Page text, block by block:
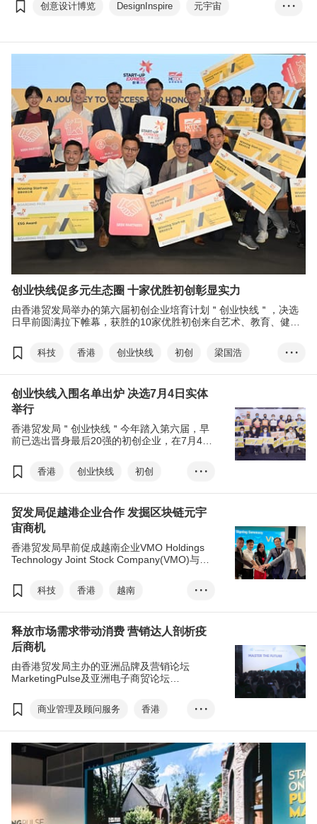
创意设计博览 DesignInspire
元宇宙
• • •
创业快线促多元生态圈 十家优胜初创彰显实力
由香港贸发局举办的第六届初创企业培育计划＂创业快线＂，决选
日早前圆满拉下帷幕，获胜的10家优胜初创来自艺术、教育、健
科技 香港 创业快线 初创
梁国浩
入围名单
最喜爱初创大奖
金融科技
健康科技
元宇宙 Web3
智慧城市
• • •
创业快线入围名单出炉 决选7月4日实体
举行
香港贸发局＂创业快线＂今年踏入第六届，早
前已选出晋身最后20强的初创企业，在7月4日
务。
香港 创业快线
初创
梁国浩
入围名单
最喜爱初创大奖
金融科技
健康科技
智慧城市
食物科技
• • •
贸发局促越港企业合作 发掘区块链元宇
宙商机
香港贸发局早前促成越南企业VMO Holdings
Technology Joint Stock Company(VMO)与两
协作，共同开拓粤港澳大湾区商机。
科技 香港
越南
区块链
元宇宙
VMO
大湾区
刘会平
web3.0
爱思创
社交媒体
电子商贸
• • •
释放市场需求带动消费 营销达人剖析疫
后商机
由香港贸发局主办的亚洲品牌及营销论坛
MarketingPulse及亚洲电子商贸论坛
MASTER THE FUTURE＂为主题，逾30场精
彩活动吸引来自18个国家及地区超过1,400名
商业管理及顾问服务
香港
MarketingPulse
eTailingPulse
数字营销
虚拟偶像
Web3
元宇宙
电子商贸
商贸配对
• • •